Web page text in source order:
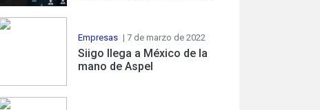
Empresas | 7 de marzo de 2022
Siigo llega a México de la
mano de Aspel